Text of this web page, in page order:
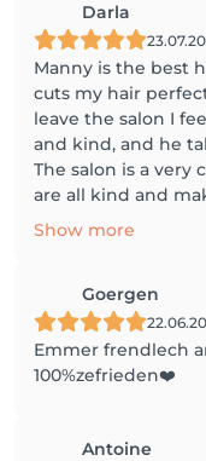
Darla
Manny is the best
cuts my hair
leave the salon I
and kind, and he
The salon is a very
are all kind and
Show more
Goergen
Emmer frendlech
100%zefrieden❤️
Antoine